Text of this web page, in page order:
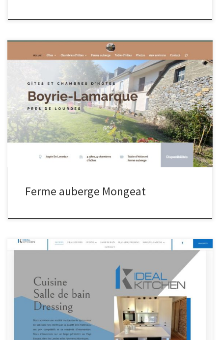
Ferme auberge Mongeat